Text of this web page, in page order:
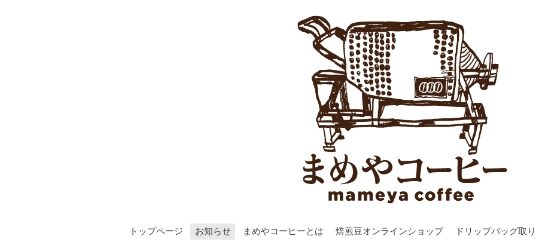
トップページ お知らせ まめやコーヒーとは 焙煎豆オンラインショップ
ドリップバッグ取